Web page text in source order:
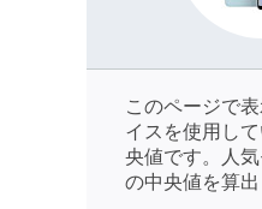
このページで
イスを使用し
央値です。人
の中央値を算出